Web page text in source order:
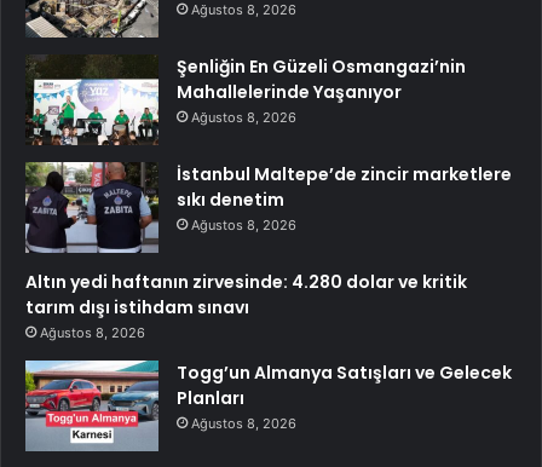
Ağustos 8, 2026
Şenliğin En Güzeli Osmangazi’nin
Mahallelerinde Yaşanıyor
Ağustos 8, 2026
İstanbul Maltepe’de zincir marketlere
sıkı denetim
Ağustos 8, 2026
Altın yedi haftanın zirvesinde: 4.280 dolar ve kritik
tarım dışı istihdam sınavı
Ağustos 8, 2026
Togg’un Almanya Satışları ve Gelecek
Planları
Ağustos 8, 2026